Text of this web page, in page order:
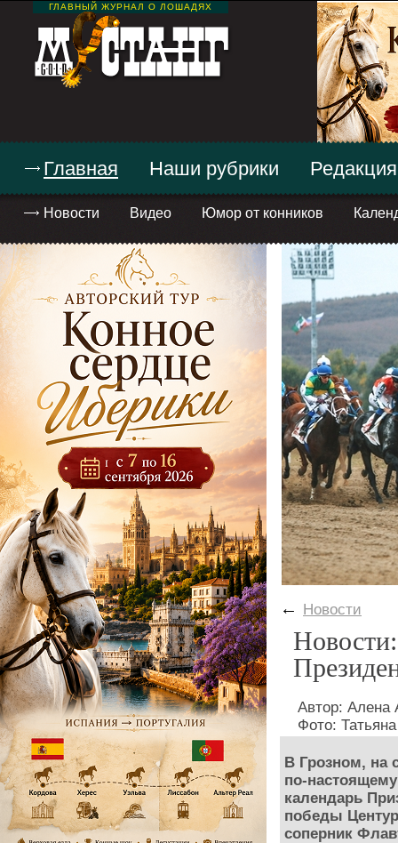
ГЛАВНЫЙ ЖУРНАЛ О ЛОШАДЯХ
Главная
Новости Видео Юмор от конников
Наши рубрики Редакция
← Новости
Автор:
Фото:
В Грозном, на
по-
календарь
победы
соперник